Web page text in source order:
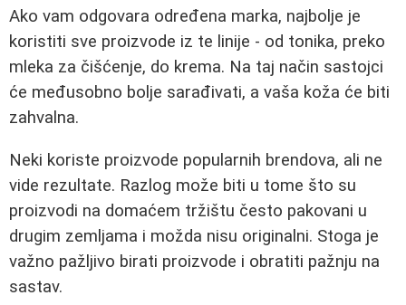
Ako vam odgovara određena marka, najbolje je
koristiti sve proizvode iz te linije - od tonika, preko
mleka za čišćenje, do krema. Na taj način sastojci
će međusobno bolje sarađivati, a vaša koža će biti
zahvalna.
Neki koriste proizvode popularnih brendova, ali ne
vide rezultate. Razlog može biti u tome što su
proizvodi na domaćem tržištu često pakovani u
drugim zemljama i možda nisu originalni. Stoga je
važno pažljivo birati proizvode i obratiti pažnju na
sastav.